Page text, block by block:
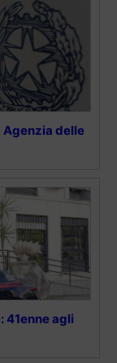
Agenzia delle
41enne agli